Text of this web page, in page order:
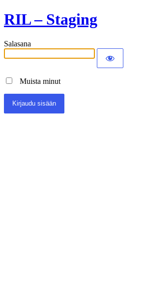
RIL – Staging
Salasana
Muista minut